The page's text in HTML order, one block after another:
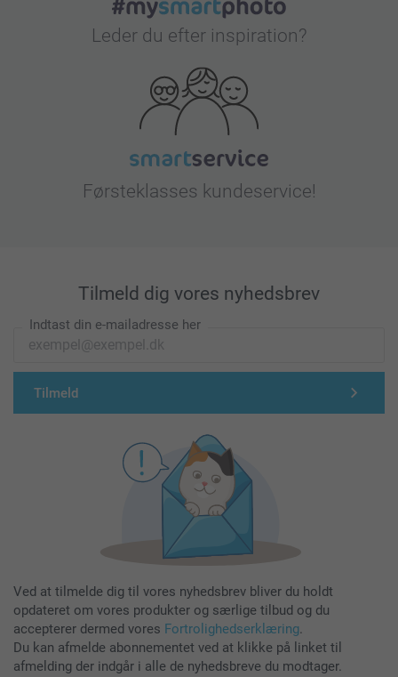
Leder du efter inspiration?
Førsteklasses kundeservice!
Tilmeld dig vores nyhedsbrev
Indtast din e-mailadresse her
Tilmeld
Ved at tilmelde dig til vores nyhedsbrev bliver du holdt
opdateret om vores produkter og særlige tilbud og du
accepterer dermed vores Fortrolighedserklæring.
Du kan afmelde abonnementet ved at klikke på linket til
afmelding der indgår i alle de nyhedsbreve du modtager.